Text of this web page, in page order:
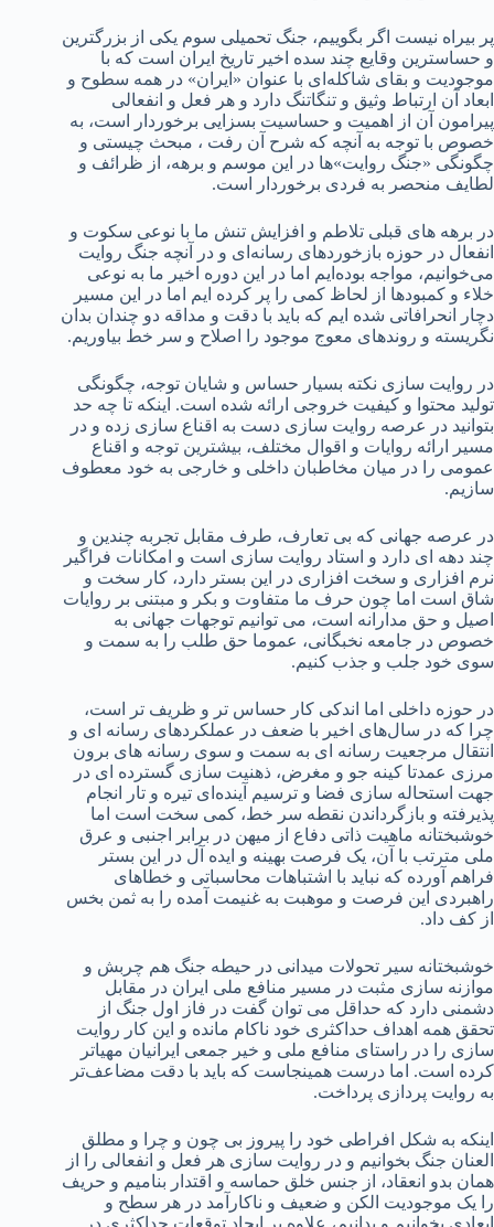
پر بیراه نیست اگر بگوییم، جنگ تحمیلی سوم یکی از بزرگترین
و حساسترین وقایع چند سده اخیر تاریخ ایران است که با
موجودیت و بقای شاکله‌ای با عنوان «ایران» در همه سطوح و
ابعاد آن ارتباط وثیق و تنگاتنگ دارد و هر فعل و انفعالی
پیرامون آن از اهمیت و حساسیت بسزایی برخوردار است، به
خصوص با توجه به آنچه که شرح آن رفت ، مبحث چیستی و
چگونگی «جنگ روایت»ها در این موسم و برهه، از ظرائف و
لطایف منحصر به فردی برخوردار است.
در برهه های قبلی تلاطم و افزایش تنش ما با نوعی سکوت و
انفعال در حوزه بازخوردهای رسانه‌ای و در آنچه جنگ روایت
می‌خوانیم، مواجه بوده‌ایم اما در این دوره اخیر ما به نوعی
خلاء و کمبودها از لحاظ کمی را پر کرده ایم اما در این مسیر
دچار انحرافاتی شده ایم که باید با دقت و مداقه دو چندان بدان
نگریسته و روندهای معوج موجود را اصلاح و سر خط بیاوریم.
در روایت سازی نکته بسیار حساس و شایان توجه، چگونگی
تولید محتوا و کیفیت خروجی ارائه شده است. اینکه تا چه حد
بتوانید در عرصه روایت سازی دست به اقناع سازی زده و در
مسیر ارائه روایات و اقوال مختلف، بیشترین توجه و اقناع
عمومی را در میان مخاطبان داخلی و خارجی به خود معطوف
سازیم.
در عرصه جهانی که بی تعارف، طرف مقابل تجربه چندین و
چند دهه ای دارد و استاد روایت سازی است و امکانات فراگیر
نرم افزاری و سخت افزاری در این بستر دارد، کار سخت و
شاق است اما چون حرف ما متفاوت و بکر و مبتنی بر روایات
اصیل و حق مدارانه است، می توانیم توجهات جهانی به
خصوص در جامعه نخبگانی، عموما حق طلب را به سمت و
سوی خود جلب و جذب کنیم.
در حوزه داخلی اما اندکی کار حساس تر و ظریف تر است،
چرا که در سال‌های اخیر با ضعف در عملکردهای رسانه ای و
انتقال مرجعیت رسانه ای به سمت و سوی رسانه های برون
مرزی عمدتا کینه جو و مغرض، ذهنیت سازی گسترده ای در
جهت استحاله سازی فضا و ترسیم آینده‌ای تیره و تار انجام
پذیرفته و بازگرداندن نقطه سر خط، کمی سخت است اما
خوشبختانه ماهیت ذاتی دفاع از میهن در برابر اجنبی و عرق
ملی مترتب با آن، یک فرصت بهینه و ایده آل در این بستر
فراهم آورده که نباید با اشتباهات محاسباتی و خطاهای
راهبردی این فرصت و موهبت به غنیمت آمده را به ثمن بخس
از کف داد.
خوشبختانه سیر تحولات میدانی در حیطه جنگ هم چربش و
موازنه سازی مثبت در مسیر منافع ملی ایران در مقابل
دشمنی دارد که حداقل می توان گفت در فاز اول جنگ از
تحقق همه اهداف حداکثری خود ناکام مانده و این کار روایت
سازی را در راستای منافع ملی و خیر جمعی ایرانیان مهیاتر
کرده است. اما درست همینجاست که باید با دقت مضاعف‌تر
به روایت پردازی پرداخت.
اینکه به شکل افراطی خود را پیروز بی چون و چرا و مطلق
العنان جنگ بخوانیم و در روایت سازی هر فعل و انفعالی را از
همان بدو انعقاد، از جنس خلق حماسه و اقتدار بنامیم و حریف
را یک موجودیت الکن و ضعیف و ناکارآمد در هر سطح و
ابعادی بخوانیم و بدانیم، علاوه بر ایجاد توقعات حداکثری در